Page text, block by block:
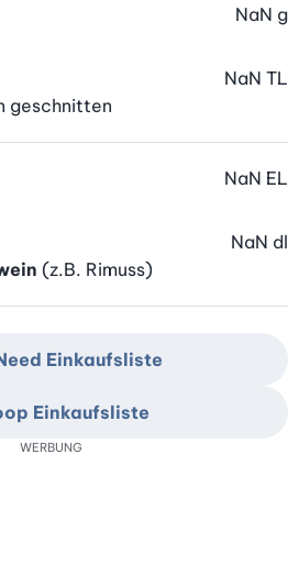
NaN g
geschnitten
NaN TL
NaN EL
(z.B. Rimuss)
NaN dl
Einkaufsliste
Einkaufsliste
WERBUNG